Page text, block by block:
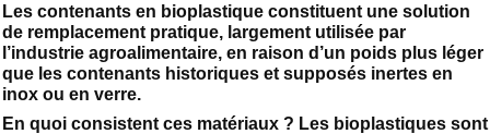
Les contenants en bioplastique constituent une solution
de remplacement pratique, largement utilisée par
l’industrie agroalimentaire, en raison d’un poids plus léger
que les contenants historiques et supposés inertes en
inox ou en verre.
En quoi consistent ces matériaux ? Les bioplastiques sont